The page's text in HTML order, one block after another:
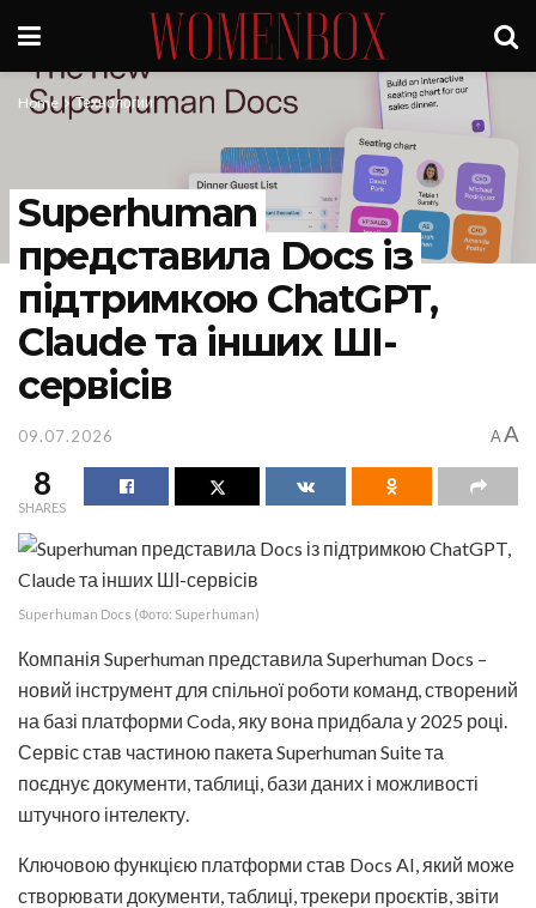
Home Технологии
Superhuman
представила Docs із
підтримкою ChatGPT,
Claude та інших ШІ-
сервісів
09.07.2026 A A
8
SHARES
Superhuman Docs (Фото: Superhuman)
Компанія Superhuman представила Superhuman Docs –
новий інструмент для спільної роботи команд, створений
на базі платформи Coda, яку вона придбала у 2025 році.
Сервіс став частиною пакета Superhuman Suite та
поєднує документи, таблиці, бази даних і можливості
штучного інтелекту.
Ключовою функцією платформи став Docs AI, який може
створювати документи, таблиці, трекери проєктів, звіти